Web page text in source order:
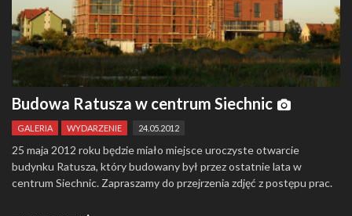
Budowa Ratusza w centrum Siechnic
GALERIA WYDARZENIE 24.05.2012
25 maja 2012 roku będzie miało miejsce uroczyste otwarcie
budynku Ratusza, który budowany był przez ostatnie lata w
centrum Siechnic. Zapraszamy do przejrzenia zdjęć z postępu prac.